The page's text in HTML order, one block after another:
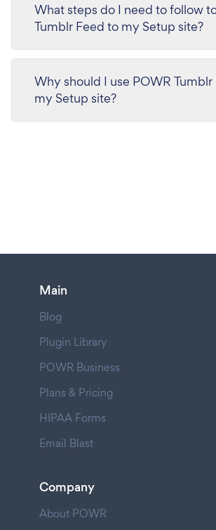
What steps do I need to follow
Tumblr Feed to my Setup site?
Why should I use POWR Tumblr
my Setup site?
Main
Blog
Plugin Library
POWR Business
Plans & Pricing
HIPAA Forms
Email Blast
Company
About POWR